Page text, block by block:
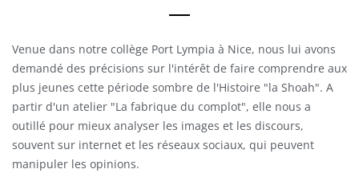
Venue dans notre collège Port Lympia à Nice, nous lui avons
demandé des précisions sur l'intérêt de faire comprendre aux
plus jeunes cette période sombre de l'Histoire "la Shoah". A
partir d'un atelier "La fabrique du complot", elle nous a
outillé pour mieux analyser les images et les discours,
souvent sur internet et les réseaux sociaux, qui peuvent
manipuler les opinions.